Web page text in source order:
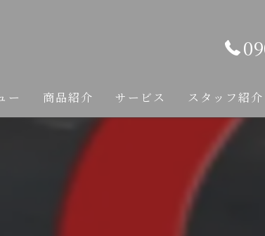
ー 商品紹介 サービス スタッフ紹介